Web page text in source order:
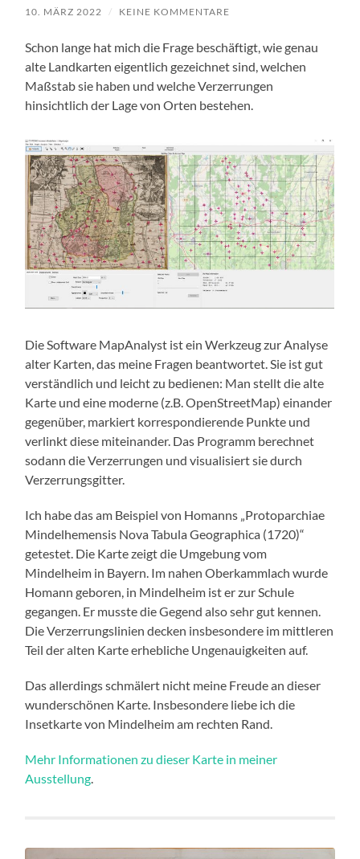
10. MÄRZ 2022 / KEINE KOMMENTARE
Schon lange hat mich die Frage beschäftigt, wie genau
alte Landkarten eigentlich gezeichnet sind, welchen
Maßstab sie haben und welche Verzerrungen
hinsichtlich der Lage von Orten bestehen.
Die Software MapAnalyst ist ein Werkzeug zur Analyse
alter Karten, das meine Fragen beantwortet. Sie ist gut
verständlich und leicht zu bedienen: Man stellt die alte
Karte und eine moderne (z.B. OpenStreetMap) einander
gegenüber, markiert korrespondierende Punkte und
verlinkt diese miteinander. Das Programm berechnet
sodann die Verzerrungen und visualisiert sie durch
Verzerrungsgitter.
Ich habe das am Beispiel von Homanns „Protoparchiae
Mindelhemensis Nova Tabula Geographica (1720)“
getestet. Die Karte zeigt die Umgebung vom
Mindelheim in Bayern. Im nahen Oberkammlach wurde
Homann geboren, in Mindelheim ist er zur Schule
gegangen. Er musste die Gegend also sehr gut kennen.
Die Verzerrungslinien decken insbesondere im mittleren
Teil der alten Karte erhebliche Ungenauigkeiten auf.
Das allerdings schmälert nicht meine Freude an dieser
wunderschönen Karte. Insbesondere liebe ich die
Insetkarte von Mindelheim am rechten Rand.
Mehr Informationen zu dieser Karte in meiner
Ausstellung.